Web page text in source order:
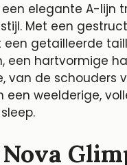
elegante A-lijn
Met een
een getailleerde
een hartvormige
van de schouders
een weelderige,